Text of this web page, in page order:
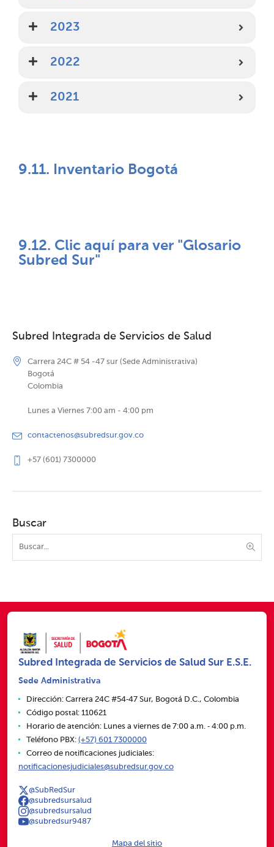
2023
2022
2021
9.11. Inventario Bogotá
9.12. Clic aquí para ver "Glosario
Subred Sur"
Subred Integrada de Servicios de Salud
Carrera 24C # 54 -47 sur (Sede Administrativa)
Bogotá
Colombia
Lunes a Viernes 7:00 am - 4:00 pm
contactenos@subredsur.gov.co
+57 (601) 7300000
Buscar
Subred Integrada de Servicios de Salud Sur E.S.E.
Sede Administrativa
Dirección: Carrera 24C #54‑47 Sur, Bogotá D.C., Colombia
Código postal: 110621
Horario de atención: Lunes a viernes de 7:00 a.m. ‑ 4:00 p.m.
Teléfono PBX: (+57) 601 7300000
Correo de notificaciones judiciales:
notificacionesjudiciales@subredsur.gov.co
@SubRedSur
@subredsursalud
@subredsursalud
@subredsur9487
Mapa del sitio